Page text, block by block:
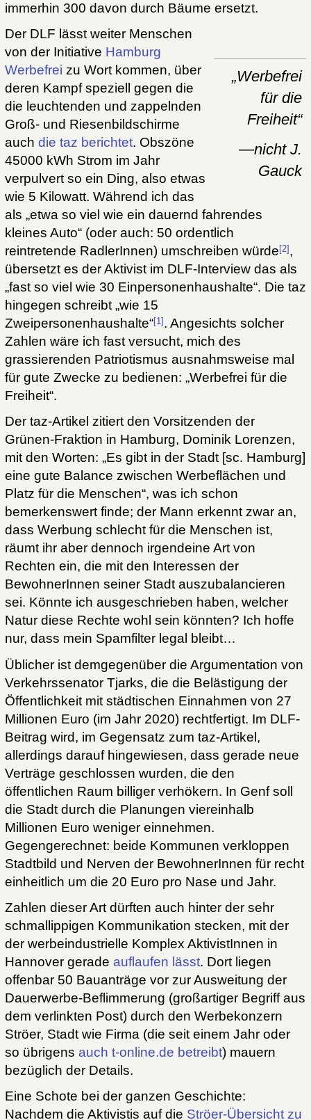
immerhin 300 davon durch Bäume ersetzt.
„Werbefrei
für die
Freiheit“
—nicht J.
Gauck
Der DLF lässt weiter Menschen
von der Initiative Hamburg
Werbefrei zu Wort kommen, über
deren Kampf speziell gegen die
die leuchtenden und zappelnden
Groß- und Riesenbildschirme
auch die taz berichtet. Obszöne
45000 kWh Strom im Jahr
verpulvert so ein Ding, also etwas
wie 5 Kilowatt. Während ich das
als „etwa so viel wie ein dauernd fahrendes
kleines Auto“ (oder auch: 50 ordentlich
reintretende RadlerInnen) umschreiben würde [2] ,
übersetzt es der Aktivist im DLF-Interview das als
„fast so viel wie 30 Einpersonenhaushalte“. Die taz
hingegen schreibt „wie 15
Zweipersonenhaushalte“[1] . Angesichts solcher
Zahlen wäre ich fast versucht, mich des
grassierenden Patriotismus ausnahmsweise mal
für gute Zwecke zu bedienen: „Werbefrei für die
Freiheit“.
Der taz-Artikel zitiert den Vorsitzenden der
Grünen-Fraktion in Hamburg, Dominik Lorenzen,
mit den Worten: „Es gibt in der Stadt [sc. Hamburg]
eine gute Balance zwischen Werbeflächen und
Platz für die Menschen“, was ich schon
bemerkenswert finde; der Mann erkennt zwar an,
dass Werbung schlecht für die Menschen ist,
räumt ihr aber dennoch irgendeine Art von
Rechten ein, die mit den Interessen der
BewohnerInnen seiner Stadt auszubalancieren
sei. Könnte ich ausgeschrieben haben, welcher
Natur diese Rechte wohl sein könnten? Ich hoffe
nur, dass mein Spamfilter legal bleibt…
Üblicher ist demgegenüber die Argumentation von
Verkehrssenator Tjarks, die die Belästigung der
Öffentlichkeit mit städtischen Einnahmen von 27
Millionen Euro (im Jahr 2020) rechtfertigt. Im DLF-
Beitrag wird, im Gegensatz zum taz-Artikel,
allerdings darauf hingewiesen, dass gerade neue
Verträge geschlossen wurden, die den
öffentlichen Raum billiger verhökern. In Genf soll
die Stadt durch die Planungen viereinhalb
Millionen Euro weniger einnehmen.
Gegengerechnet: beide Kommunen verkloppen
Stadtbild und Nerven der BewohnerInnen für recht
einheitlich um die 20 Euro pro Nase und Jahr.
Zahlen dieser Art dürften auch hinter der sehr
schmallippigen Kommunikation stecken, mit der
der werbeindustrielle Komplex AktivistInnen in
Hannover gerade auflaufen lässt. Dort liegen
offenbar 50 Bauanträge vor zur Ausweitung der
Dauerwerbe-Beflimmerung (großartiger Begriff aus
dem verlinkten Post) durch den Werbekonzern
Ströer, Stadt wie Firma (die seit einem Jahr oder
so übrigens auch t-online.de betreibt) mauern
bezüglich der Details.
Eine Schote bei der ganzen Geschichte:
Nachdem die Aktivistis auf die Ströer-Übersicht zu